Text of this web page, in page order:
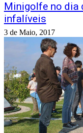
Minigolfe no dia
infalíveis
3 de Maio, 2017